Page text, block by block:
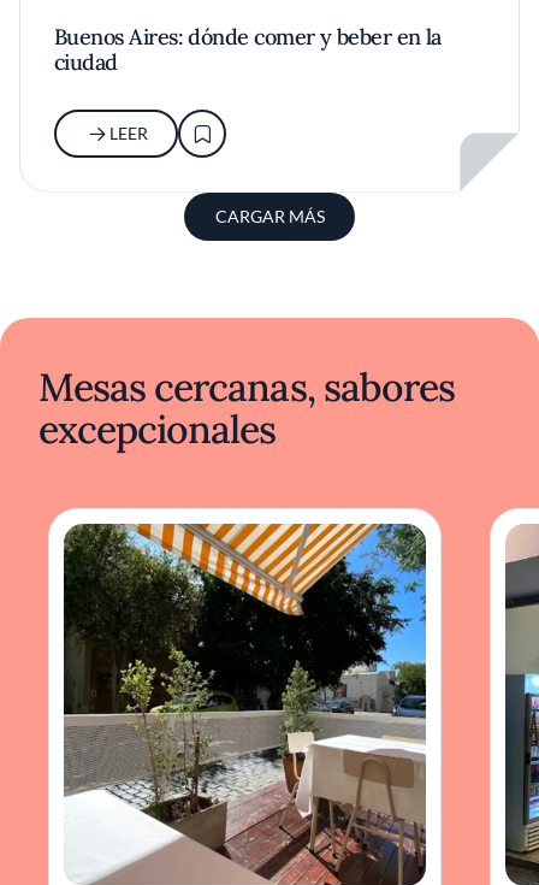
Buenos Aires: dónde comer y beber en la
ciudad
LEER
CARGAR MÁS
Mesas cercanas, sabores
excepcionales